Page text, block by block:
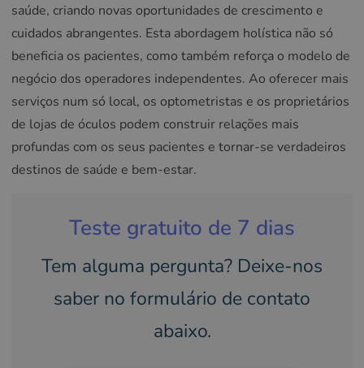
saúde, criando novas oportunidades de crescimento e
cuidados abrangentes. Esta abordagem holística não só
beneficia os pacientes, como também reforça o modelo de
negócio dos operadores independentes. Ao oferecer mais
serviços num só local, os optometristas e os proprietários
de lojas de óculos podem construir relações mais
profundas com os seus pacientes e tornar-se verdadeiros
destinos de saúde e bem-estar.
Teste gratuito de 7 dias
Tem alguma pergunta? Deixe-nos
saber no formulário de contato
abaixo.